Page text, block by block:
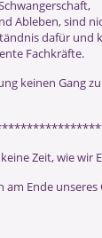
Ableben, sind
dafür und
Fachkräfte.
keinen Gang
keine Zeit, wie wir
am Ende unseres